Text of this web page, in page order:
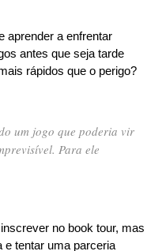
aprender a enfrentar
antes que seja tarde
rápidos que o perigo?
um jogo que poderia vir
Para ele
no book tour, mas
e tentar uma parceria